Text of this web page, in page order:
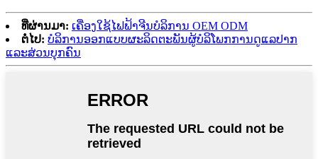
ທີ່ຜ່ານມາ: ເຄື່ອງໃຊ້ໄຟຟ້າຈີນບໍລິການ OEM ODM
ຕໍ່ໄປ: ບໍລິການອອກແບບຜະລິດຕະພັນຜູ້ບໍລິໂພກການດູແລປາກ
ແລະສ່ວນບຸກຄົນ